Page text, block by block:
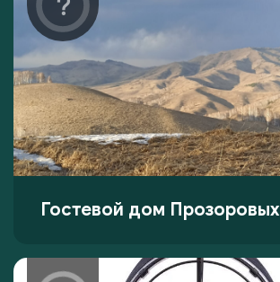
Гостевой дом Прозоровых